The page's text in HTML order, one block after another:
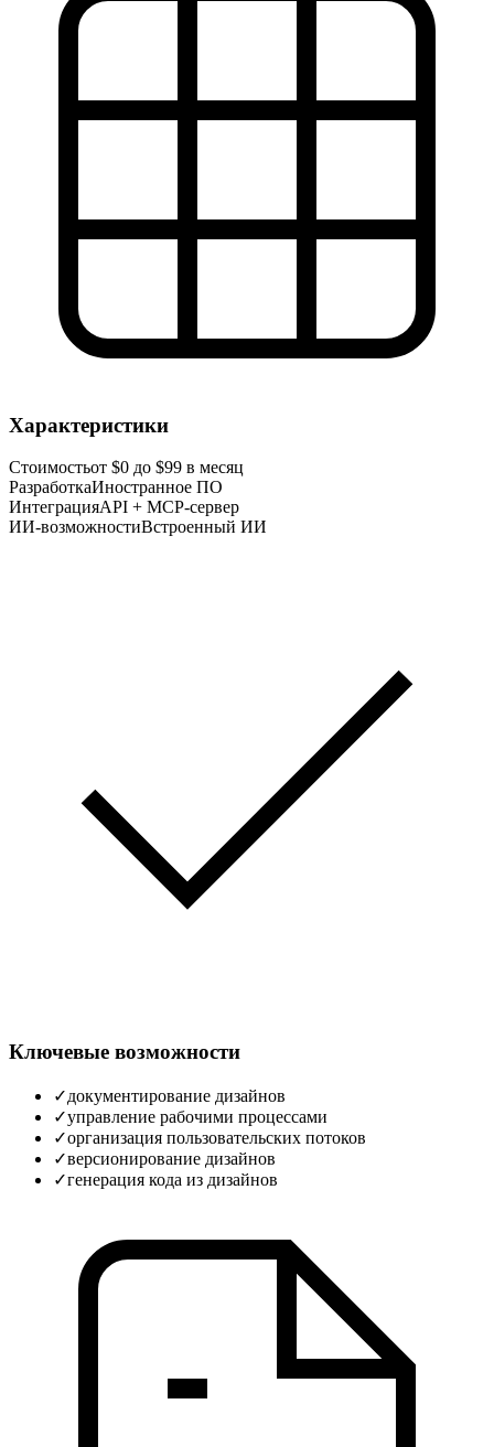
Характеристики
Стоимостьот $0 до $99 в месяц
РазработкаИностранное ПО
ИнтеграцияAPI + MCP-сервер
ИИ-возможностиВстроенный ИИ
Ключевые возможности
✓документирование дизайнов
✓управление рабочими процессами
✓организация пользовательских потоков
✓версионирование дизайнов
✓генерация кода из дизайнов